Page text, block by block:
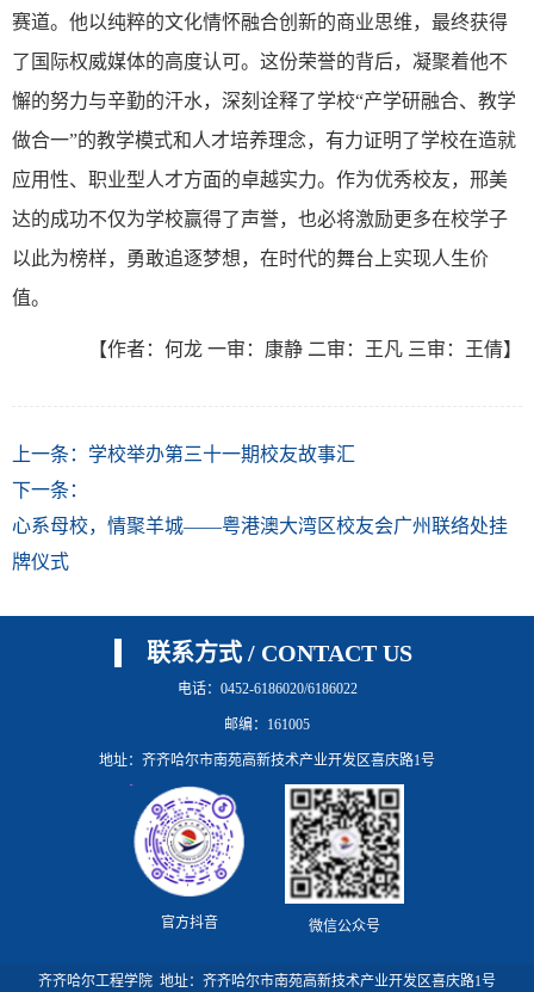
赛道。他以纯粹的文化情怀融合创新的商业思维，最终获得
了国际权威媒体的高度认可。这份荣誉的背后，凝聚着他不
懈的努力与辛勤的汗水，深刻诠释了学校“产学研融合、教学
做合一”的教学模式和人才培养理念，有力证明了学校在造就
应用性、职业型人才方面的卓越实力。作为优秀校友，邢美
达的成功不仅为学校赢得了声誉，也必将激励更多在校学子
以此为榜样，勇敢追逐梦想，在时代的舞台上实现人生价
值。
【作者：何龙 一审：康静 二审：王凡 三审：王倩】
上一条： 学校举办第三十一期校友故事汇
下一条：
心系母校，情聚羊城——粤港澳大湾区校友会广州联络处挂
牌仪式
联系方式 / CONTACT US
电话：0452-6186020/6186022
邮编：161005
地址：齐齐哈尔市南苑高新技术产业开发区喜庆路1号
官方抖音 微信公众号
齐齐哈尔工程学院 地址：齐齐哈尔市南苑高新技术产业开发区喜庆路1号